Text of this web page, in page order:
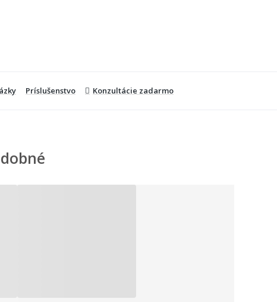
Príslušenstvo Konzultácie zadarmo